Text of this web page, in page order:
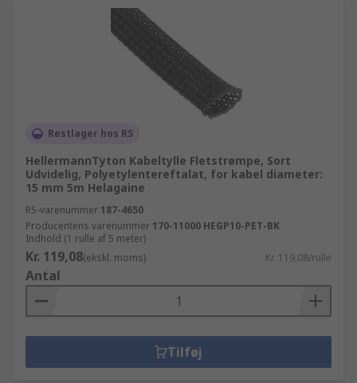
Restlager hos RS
HellermannTyton Kabeltylle Fletstrømpe, Sort
Udvidelig, Polyetylentereftalat, for kabel diameter:
15 mm 5m Helagaine
RS-varenummer 187-4650
Producentens varenummer 170-11000 HEGP10-PET-BK
Indhold (1 rulle af 5 meter)
Kr. 119,08(ekskl. moms) Kr. 119,08/rulle
Antal
Tilføj